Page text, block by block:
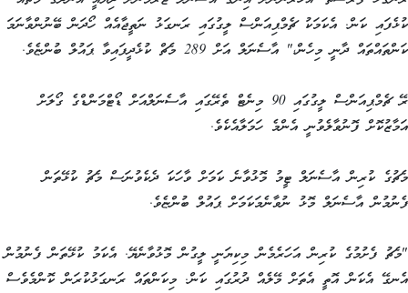
ކުޅެފައި ކަން. އެކަމަކު ޗެމްޕިއަންސް ލީގުގައި ރަނގަޅު ނަތީޖާއެއް ހޯދަން ބޭނުންވާނަމަ
ކަންތައްތައް ދާނީ މިހެން،" އާސެނަލް އަށް 289 މެޗް ކުޅެދީފައިވާ ޕައުލް ބުންޏެވެ.
ރޭ ޗެމްޕިއަންސް ލީގުގައި 90 މިނެޓް ތެރޭގައި އާސެނަލްއަށް ޑޯޓްމަންޑްގެ ގޯލަށް
އަމާޒުކޮށް ފޮނުވާލެވުނީ އެންމެ ހަމަލާއެކެވެ.
މެޗުގެ ކުރިން އާސެނަލް ޓީމު މޮޅުވާނެ ކަމަށް ވާހަކަ ދެކެވުނަސް މެޗު ކުޅޭތަން
ފެނުމުން އާސެނަލް މޮޅު ނުވާނެމަކަމަށް ޕައުލް ބުންޏެވެ.
"މެޗު ފެށުމުގެ ކުރިން އަހަރެމެން މިކިޔަނީ ލީގުން މޮޅުވާނެޔޭ. އެކަމު ކުޅޭތަން ފެނުމުން
އެނގޭ އެކަން އޮތީ އެތަށް މޭލެއް ދުރުގައި ކަން. މިކަންތައް ރަނގަޅުކުރަން ކޮންމެވެސް